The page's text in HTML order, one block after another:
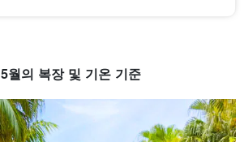
5월의 복장 및 기온 기준